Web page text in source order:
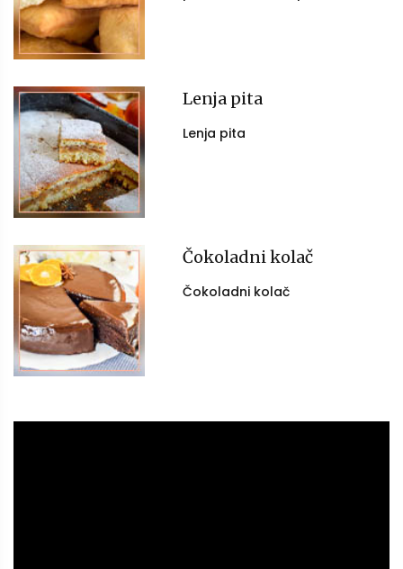
Lenja pita
Lenja pita
Čokoladni kolač
Čokoladni kolač